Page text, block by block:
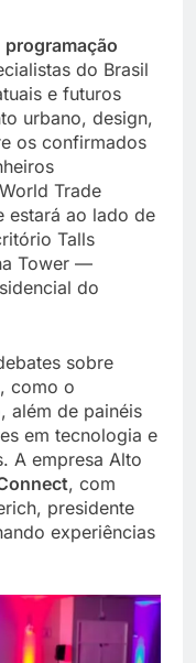
programação
do Brasil
e futuros
urbano, design,
os confirmados
Trade
estará ao lado de
Talls
Tower —
do
sobre
como o
além de painéis
em tecnologia e
A empresa Alto
, com
presidente
experiências